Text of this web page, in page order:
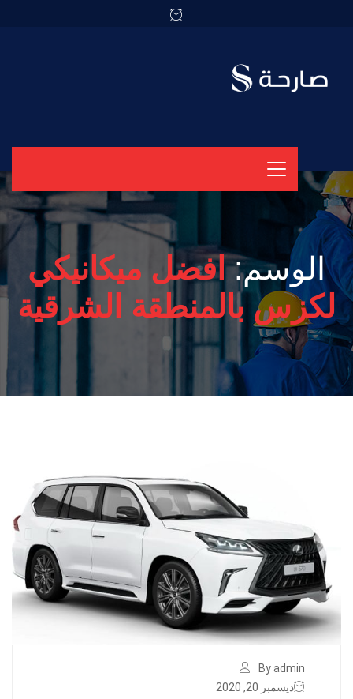
الوسم:افضل ميكانيكي
لكزس بالمنطقة الشرقية
By admin
ديسمبر 20, 2020